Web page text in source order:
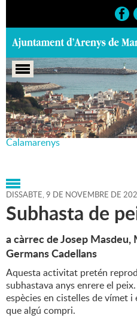
Portada > Agenda > 09-11-
2024 > Marcs > Culturals >
Calamarenys
DISSABTE,9 DE NOVEMBRE DE
Subhasta de
a càrrec de Josep
Germans Cadellans
Aquesta activitat pretén
subhastava anys enrere el
espècies en cistelles de vímet
que algú compri.